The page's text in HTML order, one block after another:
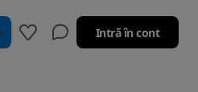
Intră în cont